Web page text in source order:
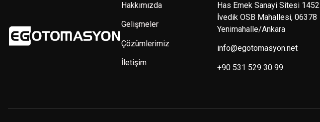
Hakkımızda
Gelişmeler
Çözümlerimiz
İletişim
Has Emek Sanayi Sitesi
İvedik OSB Mahallesi, 06378
Yenimahalle/Ankara
info@egotomasyon.net
+90 531 529 30 99